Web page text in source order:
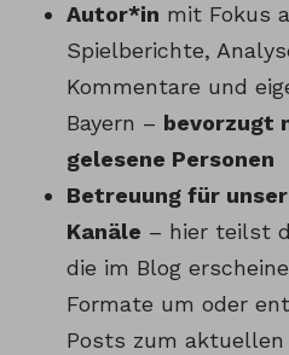
Autor*in mit Fokus
Spielberichte,
Kommentare und
Bayern – bevorzugt
gelesene Personen
Betreuung für
Kanäle – hier teilst
die im Blog
Formate um oder
Posts zum